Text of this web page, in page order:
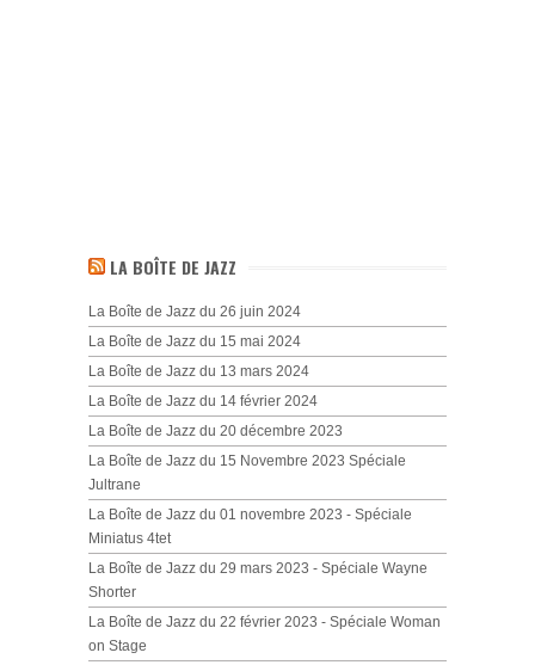
LA BOÎTE DE JAZZ
La Boîte de Jazz du 26 juin 2024
La Boîte de Jazz du 15 mai 2024
La Boîte de Jazz du 13 mars 2024
La Boîte de Jazz du 14 février 2024
La Boîte de Jazz du 20 décembre 2023
La Boîte de Jazz du 15 Novembre 2023 Spéciale
Jultrane
La Boîte de Jazz du 01 novembre 2023 - Spéciale
Miniatus 4tet
La Boîte de Jazz du 29 mars 2023 - Spéciale Wayne
Shorter
La Boîte de Jazz du 22 février 2023 - Spéciale Woman
on Stage